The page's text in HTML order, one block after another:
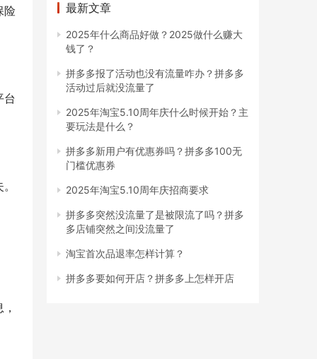
险
台
最新文章
2025年什么商品好做？2025做什么赚大
钱了？
拼多多报了活动也没有流量咋办？拼多多
活动过后就没流量了
2025年淘宝5.10周年庆什么时候开始？主
要玩法是什么？
拼多多新用户有优惠券吗？拼多多100无
门槛优惠券
2025年淘宝5.10周年庆招商要求
拼多多突然没流量了是被限流了吗？拼多
多店铺突然之间没流量了
淘宝首次品退率怎样计算？
拼多多要如何开店？拼多多上怎样开店